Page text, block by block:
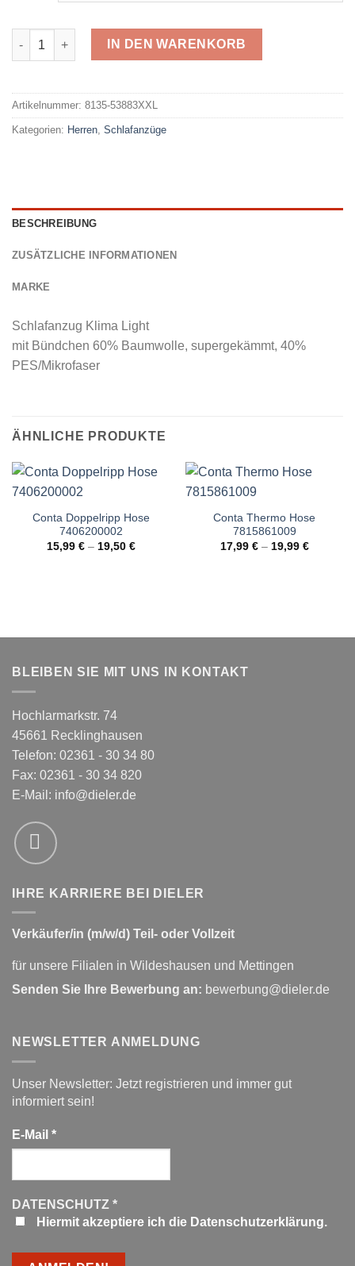
Hajo Schlafanzug 53883 Menge
IN DEN WARENKORB
Artikelnummer: 8135-53883XXL
Kategorien: Herren Schlafanzüge
BESCHREIBUNG
ZUSÄTZLICHE INFORMATIONEN
MARKE
Schlafanzug Klima Light
mit Bündchen 60% Baumwolle, supergekämmt, 40%
PES/Mikrofaser
ÄHNLICHE PRODUKTE
Conta Doppelripp Hose
7406200002
15,99 €– 19,50 €
Conta Thermo Hose
7815861009
17,99 €– 19,99 €
BLEIBEN SIE MIT UNS IN KONTAKT
Hochlarmarkstr. 74
45661 Recklinghausen
Telefon: 02361 - 30 34 80
Fax: 02361 - 30 34 820
E-Mail: info@dieler.de
IHRE KARRIERE BEI DIELER
Verkäufer/in (m/w/d) Teil- oder Vollzeit
für unsere Filialen in Wildeshausen und Mettingen
Senden Sie Ihre Bewerbung an: bewerbung@dieler.de
NEWSLETTER ANMELDUNG
Unser Newsletter: Jetzt registrieren und immer gut
informiert sein!
E-Mail *
DATENSCHUTZ *
Hiermit akzeptiere ich die Datenschutzerklärung.